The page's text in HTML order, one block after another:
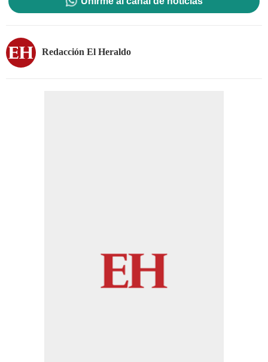
Redacción El Heraldo